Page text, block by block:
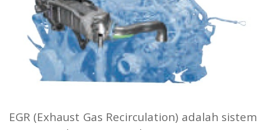
EGR (Exhaust Gas Recirculation) adalah sistem